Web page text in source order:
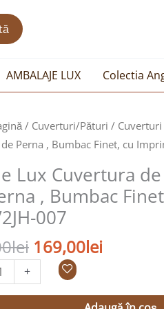
AMBALAJE LUX Colectia
/ Cuverturi/Pături / Cuverturi
Perna , Bumbac Finet, cu
Lux Cuvertura
, Bumbac
007
lei
Prețul
inițial
fost:
259,00lei.
169,00lei
Prețul
curent
+